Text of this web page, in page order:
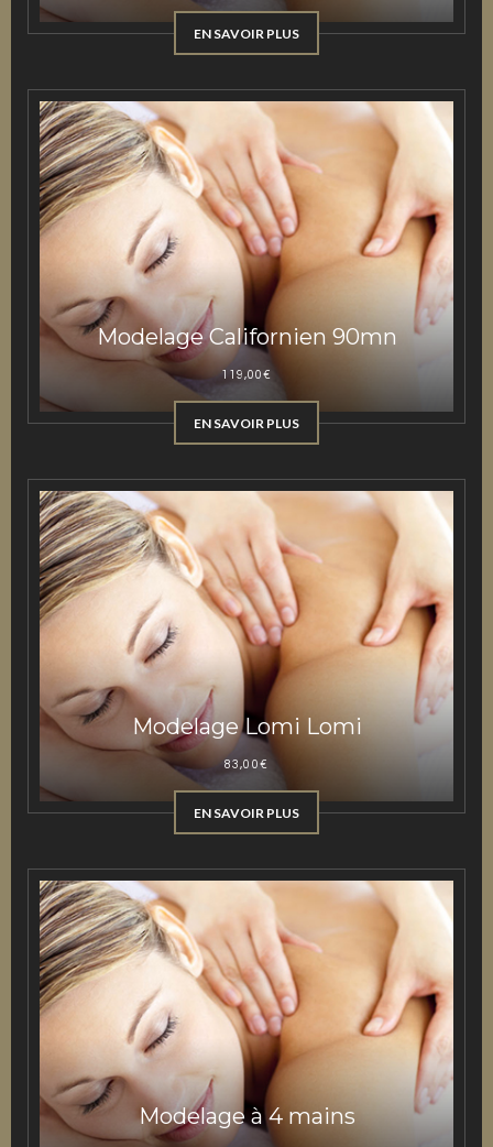
EN SAVOIR PLUS
Modelage Californien 90mn
119,00€
EN SAVOIR PLUS
Modelage Lomi Lomi
83,00€
EN SAVOIR PLUS
Modelage à 4 mains